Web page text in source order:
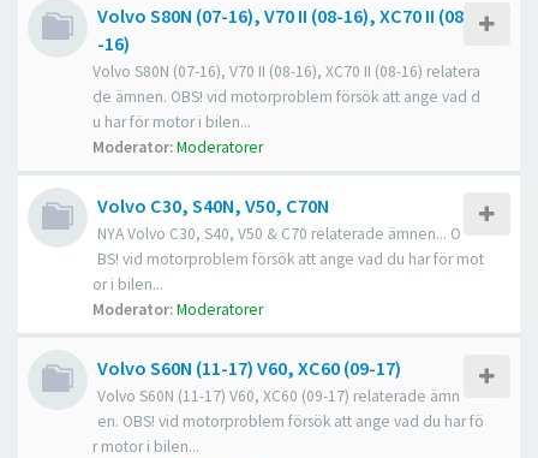
Volvo S80N (07-16), V70 II (08-16), XC70 II (08
-16)
Volvo S80N (07-16), V70 II (08-16), XC70 II (08-16) relatera
de ämnen. OBS! vid motorproblem försök att ange vad d
u har för motor i bilen...
Moderator:Moderatorer
Volvo C30, S40N, V50, C70N
NYA Volvo C30, S40, V50 & C70 relaterade ämnen... O
BS! vid motorproblem försök att ange vad du har för mot
or i bilen...
Moderator:Moderatorer
Volvo S60N (11-17) V60, XC60 (09-17)
Volvo S60N (11-17) V60, XC60 (09-17) relaterade ämn
en. OBS! vid motorproblem försök att ange vad du har fö
r motor i bilen...